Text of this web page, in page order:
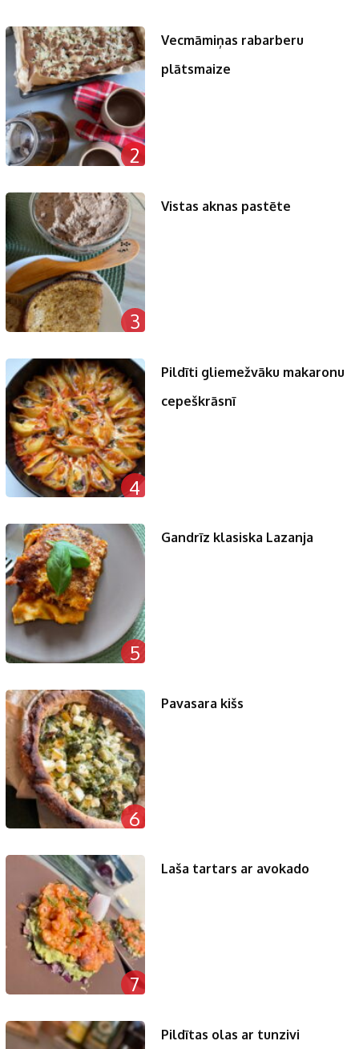
2
Vecmāmiņas rabarberu
plātsmaize
3
Vistas aknas pastēte
4
Pildīti gliemežvāku makaronu
cepeškrāsnī
5
Gandrīz klasiska Lazanja
6
Pavasara kišs
7
Laša tartars ar avokado
Pildītas olas ar tunzivi